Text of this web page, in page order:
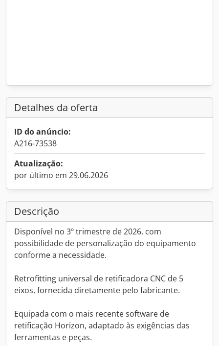
Detalhes da oferta
ID do anúncio:
A216-73538
Atualização:
por último em 29.06.2026
Descrição
Disponível no 3º trimestre de 2026, com
possibilidade de personalização do equipamento
conforme a necessidade.
Retrofitting universal de retificadora CNC de 5
eixos, fornecida diretamente pelo fabricante.
Equipada com o mais recente software de
retificação Horizon, adaptado às exigências das
ferramentas e peças.